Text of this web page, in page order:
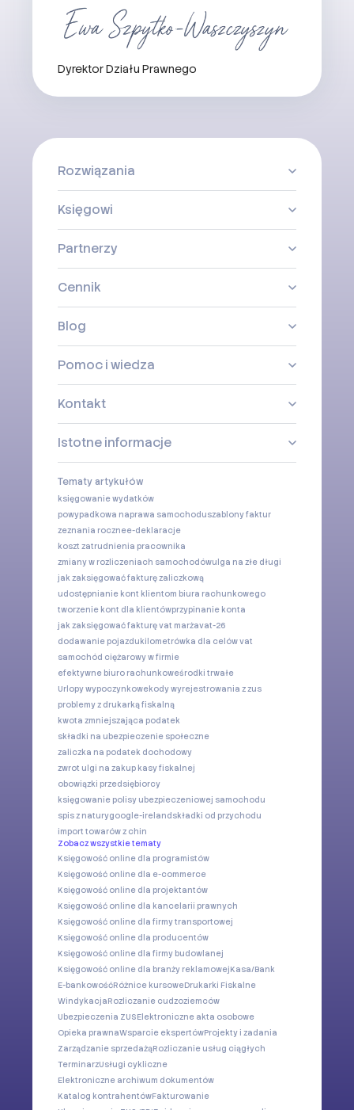
Dyrektor Działu Prawnego
Rozwiązania
Księgowi
Partnerzy
Cennik
Blog
Pomoc i wiedza
Kontakt
Istotne informacje
Tematy artykułów
księgowanie wydatków
powypadkowa naprawa samochoduszablony faktur
zeznania rocznee-deklaracje
koszt zatrudnienia pracownika
zmiany w rozliczeniach samochodówulga na złe długi
jak zaksięgować fakturę zaliczkową
udostępnianie kont klientom biura rachunkowego
tworzenie kont dla klientówprzypinanie konta
jak zaksięgować fakturę vat marżavat-26
dodawanie pojazdukilometrówka dla celów vat
samochód ciężarowy w firmie
efektywne biuro rachunkoweśrodki trwałe
Urlopy wypoczynkowekody wyrejestrowania z zus
problemy z drukarką fiskalną
kwota zmniejszająca podatek
składki na ubezpieczenie społeczne
zaliczka na podatek dochodowy
zwrot ulgi na zakup kasy fiskalnej
obowiązki przedsiębiorcy
księgowanie polisy ubezpieczeniowej samochodu
spis z naturygoogle-irelandskładki od przychodu
import towarów z chin
Zobacz wszystkie tematy
Księgowość online dla programistów
Księgowość online dla e-commerce
Księgowość online dla projektantów
Księgowość online dla kancelarii prawnych
Księgowość online dla firmy transportowej
Księgowość online dla producentów
Księgowość online dla firmy budowlanej
Księgowość online dla branży reklamowejKasa/Bank
E-bankowośćRóżnice kursoweDrukarki Fiskalne
WindykacjaRozliczanie cudzoziemców
Ubezpieczenia ZUSElektroniczne akta osobowe
Opieka prawnaWsparcie ekspertówProjekty i zadania
Zarządzanie sprzedażąRozliczanie usług ciągłych
TerminarzUsługi cykliczne
Elektroniczne archiwum dokumentów
Katalog kontrahentówFakturowanie